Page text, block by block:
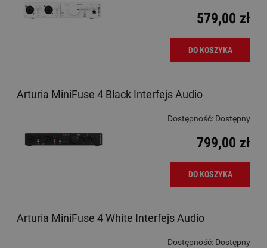
579,00 zł
DO KOSZYKA
Arturia MiniFuse 4 Black Interfejs Audio
Dostępność: Dostępny
799,00 zł
DO KOSZYKA
Arturia MiniFuse 4 White Interfejs Audio
Dostępność: Dostępny